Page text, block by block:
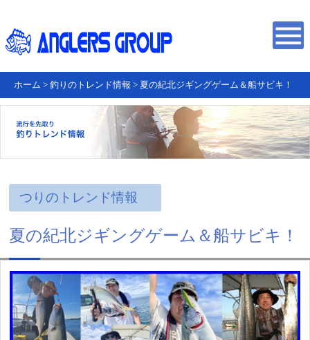
ホーム > 釣りのトレンド情報 > 夏の紀北ジギングゲーム＆船サビキ！
つりのトレンド情報
夏の紀北ジギングゲーム＆船サビキ！